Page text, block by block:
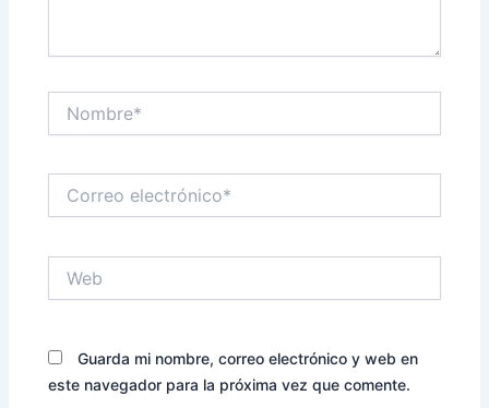
electrónico*
Guarda mi nombre, correo electrónico y web en
este navegador para la próxima vez que comente.